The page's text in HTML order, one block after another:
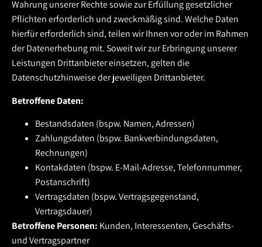
Wahrung unserer Rechte sowie zur Erfüllung gesetzlicher
Pflichten erforderlich und zweckmäßig sind. Welche Daten
hierfür erforderlich sind, teilen wir Ihnen vor oder im Rahmen
der Datenerhebung mit. Soweit wir zur Erbringung unserer
Leistungen Drittanbieter einsetzen, gelten die
Datenschutzhinweise der jeweiligen Drittanbieter.
Betroffene Daten:
Bestandsdaten (bspw. Namen, Adressen)
Zahlungsdaten (bspw. Bankverbindungsdaten,
Rechnungen)
Kontakdaten (bspw. E-Mail-Adresse, Telefonnummer,
Postanschrift)
Vertragsdaten (bspw. Vertragsgegenstand,
Vertragsdauer)
Betroffene Personen: Kunden, Interessenten, Geschäfts-
und Vertragspartner